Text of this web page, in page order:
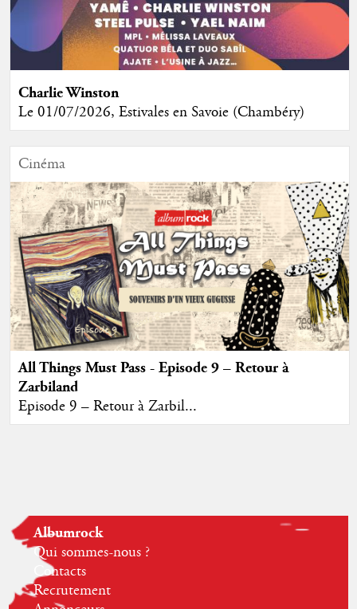
Charlie Winston
Le 01/07/2026, Estivales en Savoie (Chambéry)
Cinéma
All Things Must Pass - Episode 9 – Retour à
Zarbiland
Episode 9 – Retour à Zarbil...
Albumrock
Qui sommes-nous ?
Contacts
Recrutement